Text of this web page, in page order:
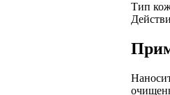
Тип